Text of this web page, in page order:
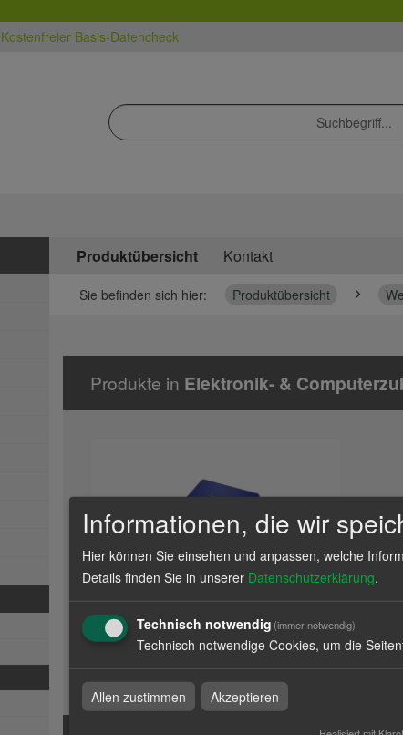
Kostenfreier Basis-Datencheck
Produktübersicht Kontakt
Sie befinden sich hier: Produktübersicht
Produkte in Elektronik- &
Mousepads
Informationen, die wir
Hier können Sie einsehen und anpassen, welche
Details finden Sie in unserer Datenschutzerklärung.
Technisch notwendig (immer notwendig)
Technisch notwendige Cookies, um die
Allen zustimmen Akzeptieren